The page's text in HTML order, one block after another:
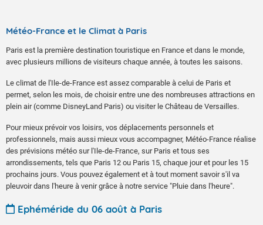
Météo-France et le Climat à Paris
Paris est la première destination touristique en France et dans le monde,
avec plusieurs millions de visiteurs chaque année, à toutes les saisons.
Le climat de l'Ile-de-France est assez comparable à celui de Paris et
permet, selon les mois, de choisir entre une des nombreuses attractions en
plein air (comme DisneyLand Paris) ou visiter le Château de Versailles.
Pour mieux prévoir vos loisirs, vos déplacements personnels et
professionnels, mais aussi mieux vous accompagner, Météo-France réalise
des prévisions météo sur l'Ile-de-France, sur Paris et tous ses
arrondissements, tels que Paris 12 ou Paris 15, chaque jour et pour les 15
prochains jours. Vous pouvez également et à tout moment savoir s'il va
pleuvoir dans l'heure à venir grâce à notre service "Pluie dans l'heure".
Ephéméride du 06 août à Paris